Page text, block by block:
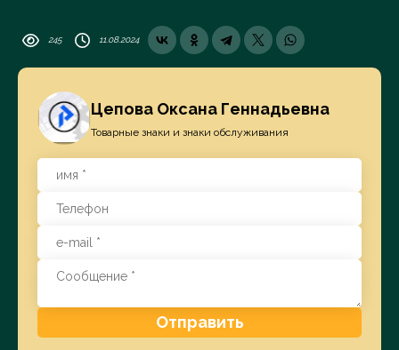
245 11.08.2024
Цепова Оксана Геннадьевна
Товарные знаки и знаки обслуживания
Отправить